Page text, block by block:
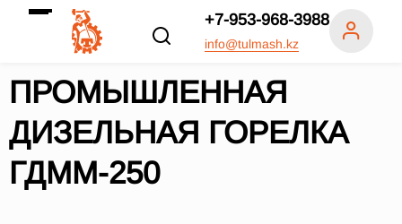
+7-953-968-3988
info@tulmash.kz
ПРОМЫШЛЕННАЯ
ДИЗЕЛЬНАЯ ГОРЕЛКА
ГДММ-250